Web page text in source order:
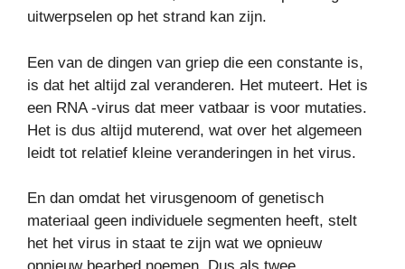
uitwerpselen op het strand kan zijn.
Een van de dingen van griep die een constante is,
is dat het altijd zal veranderen. Het muteert. Het is
een RNA -virus dat meer vatbaar is voor mutaties.
Het is dus altijd muterend, wat over het algemeen
leidt tot relatief kleine veranderingen in het virus.
En dan omdat het virusgenoom of genetisch
materiaal geen individuele segmenten heeft, stelt
het het virus in staat te zijn wat we opnieuw